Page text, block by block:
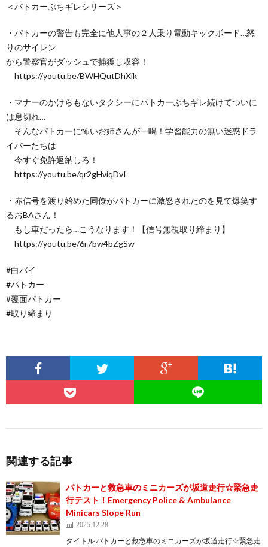
＜パトカーぶちギレシリーズ＞
・パトカーの警告も完全に他人事の２人乗り電動キックボード…怒
りのサイレン
から警察官がダッシュで捕獲し収容！
https://youtu.be/BWHQutDhXik
・マナーのかけらもないタクシーにパトカーぶちギレ続けてついに
は息切れ…
そんなパトカーに怖いお姉さんが一喝！学習能力の無い迷惑ドラ
イバーたちは
今すぐ免許返納しろ！
https://youtu.be/qr2gHviqDvI
・赤信号を渡り始めた同僚がパトカーに激怒されたのを見て爆笑す
るおBAさん！
もし車だったら…こうなります！【信号無視取り締まり】
https://youtu.be/6r7bw4bZgSw
#白バイ
#パトカー
#覆面パトカー
#取り締まり
関連する記事
パトカーと救急車のミニカーズが坂道走行☆緊急走
行テスト！Emergency Police & Ambulance
Minicars Slope Run
2025.12.28
タイトル パトカーと救急車のミニカーズが坂道走行☆緊急走